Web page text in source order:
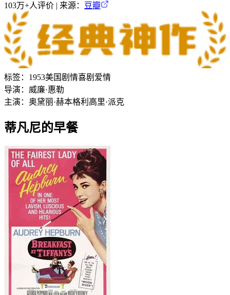
103万+人评价 | 来源： 豆瓣
标签： 1953美国 剧情喜剧 爱情
导演： 威廉·惠勒
主演： 奥黛丽·赫本格利高里·派克
蒂凡尼的早餐